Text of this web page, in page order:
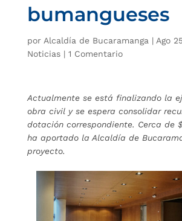
bumangueses
por Alcaldía de Bucaramanga | Ago
Noticias| 1 Comentario
Actualmente se está finalizando la
obra civil y se espera consolidar
dotación correspondiente. Cerca de
ha aportado la Alcaldía de
proyecto.